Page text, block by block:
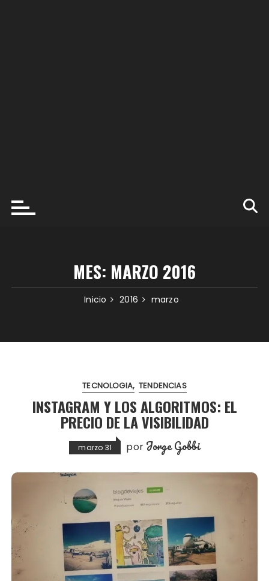
MES: MARZO 2016
Inicio 2016 marzo
TECNOLOGIA TENDENCIAS
INSTAGRAM Y LOS ALGORITMOS: EL
PRECIO DE LA VISIBILIDAD
marzo 31 por Jorge Gobbi